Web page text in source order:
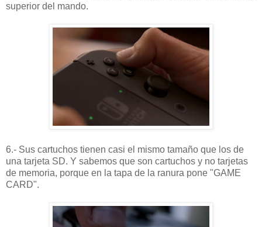
superior del mando.
6.- Sus cartuchos tienen casi el mismo tamaño que los de
una tarjeta SD. Y sabemos que son cartuchos y no tarjetas
de memoria, porque en la tapa de la ranura pone "GAME
CARD".